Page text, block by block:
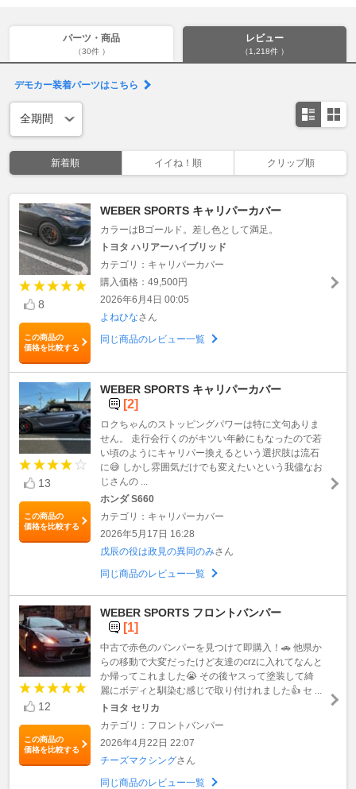
パーツ・商品
（30件 ）
レビュー
（1,218件 ）
デモカー装着パーツはこちら
新着順 イイね！順 クリップ順
8
この商品の
価格を比較する
WEBER SPORTS キャリパーカバー
カラーはBゴールド。差し色として満足。
トヨタ ハリアーハイブリッド
カテゴリ：キャリパーカバー
購入価格：49,500円
2026年6月4日 00:05
よねひなさん
同じ商品のレビュー一覧
13
この商品の
価格を比較する
WEBER SPORTS キャリパーカバー
[2]
ロクちゃんのストッピングパワーは特に文句ありま
せん。 走行会行くのがキツい年齢にもなったので若
い頃のようにキャリパー換えるという選択肢は流石
に😅 しかし雰囲気だけでも変えたいという我儘なお
じさんの ...
ホンダ S660
カテゴリ：キャリパーカバー
2026年5月17日 16:28
戊辰の役は政見の異同のみさん
同じ商品のレビュー一覧
12
この商品の
価格を比較する
WEBER SPORTS フロントバンパー
[1]
中古で赤色のバンパーを見つけて即購入！🚗 他県か
らの移動で大変だったけど友達のcrzに入れてなんと
か帰ってこれました😭 その後ヤスって塗装して綺
麗にボディと馴染む感じで取り付けれました👍 セ ...
トヨタ セリカ
カテゴリ：フロントバンパー
2026年4月22日 22:07
チーズマクシングさん
同じ商品のレビュー一覧